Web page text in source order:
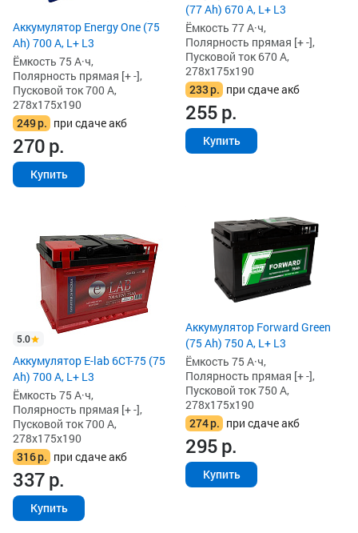
Аккумулятор Energy One (75
Ah) 700 А, L+ L3
Ёмкость 75 А·ч,
Полярность прямая [+ -],
Пусковой ток 700 А,
278x175x190
249р. при сдаче акб
270р.
Купить
(77 Ah) 670 А, L+ L3
Ёмкость 77 А·ч,
Полярность прямая [+ -],
Пусковой ток 670 А,
278x175x190
233р. при сдаче акб
255р.
Купить
5.0
Аккумулятор E-lab 6СТ-75 (75
Ah) 700 А, L+ L3
Ёмкость 75 А·ч,
Полярность прямая [+ -],
Пусковой ток 700 А,
278x175x190
316р. при сдаче акб
337р.
Купить
Аккумулятор Forward Green
(75 Ah) 750 А, L+ L3
Ёмкость 75 А·ч,
Полярность прямая [+ -],
Пусковой ток 750 А,
278x175x190
274р. при сдаче акб
295р.
Купить